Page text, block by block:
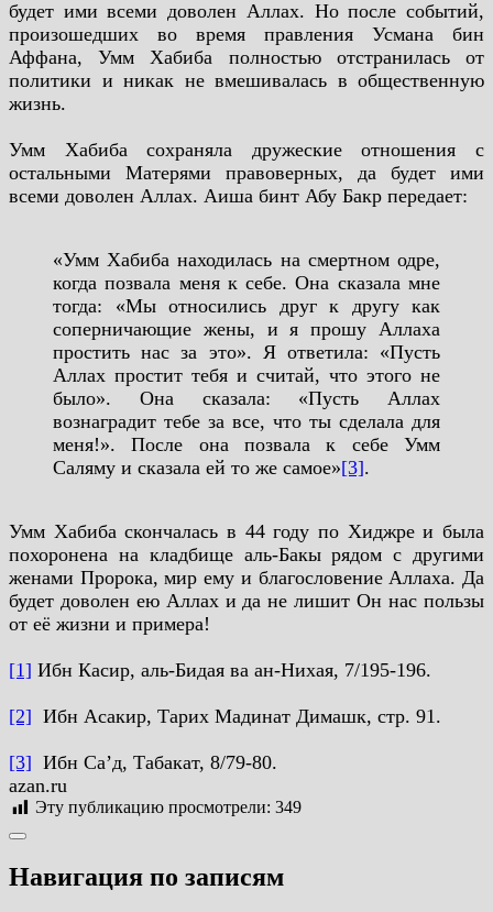
будет ими всеми доволен Аллах. Но после событий,
произошедших во время правления Усмана бин
Аффана, Умм Хабиба полностью отстранилась от
политики и никак не вмешивалась в общественную
жизнь.
Умм Хабиба сохраняла дружеские отношения с
остальными Матерями правоверных, да будет ими
всеми доволен Аллах. Аиша бинт Абу Бакр передает:
«Умм Хабиба находилась на смертном одре,
когда позвала меня к себе. Она сказала мне
тогда: «Мы относились друг к другу как
соперничающие жены, и я прошу Аллаха
простить нас за это». Я ответила: «Пусть
Аллах простит тебя и считай, что этого не
было». Она сказала: «Пусть Аллах
вознаградит тебе за все, что ты сделала для
меня!». После она позвала к себе Умм
Саляму и сказала ей то же самое»[3].
Умм Хабиба скончалась в 44 году по Хиджре и была
похоронена на кладбище аль-Бакы рядом с другими
женами Пророка, мир ему и благословение Аллаха. Да
будет доволен ею Аллах и да не лишит Он нас пользы
от её жизни и примера!
[1] Ибн Касир, аль-Бидая ва ан-Нихая, 7/195-196.
[2] Ибн Асакир, Тарих Мадинат Димашк, стр. 91.
[3] Ибн Саʼд, Табакат, 8/79-80.
azan.ru
Эту публикацию просмотрели: 349
Навигация по записям